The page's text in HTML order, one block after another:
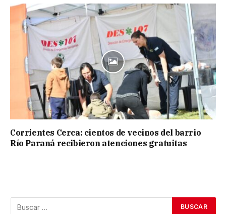
Corrientes Cerca: cientos de vecinos del barrio
Río Paraná recibieron atenciones gratuitas